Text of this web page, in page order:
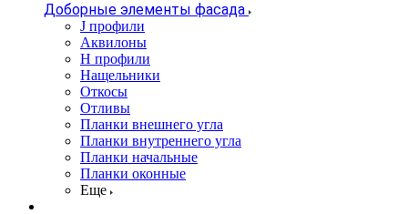
Доборные элементы фасада
J профили
Аквилоны
Н профили
Нащельники
Откосы
Отливы
Планки внешнего угла
Планки внутреннего угла
Планки начальные
Планки оконные
Еще